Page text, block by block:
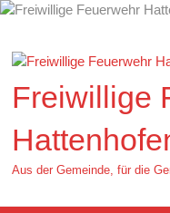
Zum
springen
Freiwillige
Aus der Gemeinde, für die